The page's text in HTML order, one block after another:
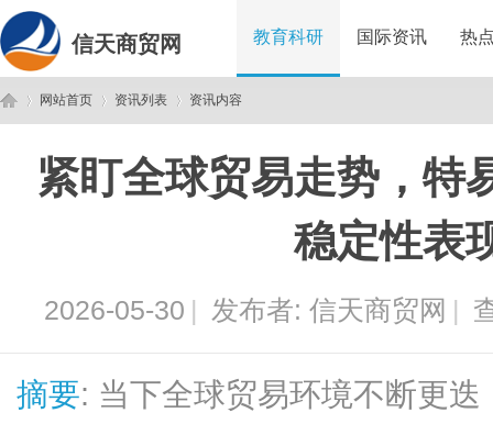
信天商贸网 教育科研 国际资讯 热
网站首页
›
资讯列表
›
资讯内容
紧盯全球贸易走势，特
稳定性表
2026-05-30 | 发布者: 信天商贸网 |
摘要: 当下全球贸易环境不断更